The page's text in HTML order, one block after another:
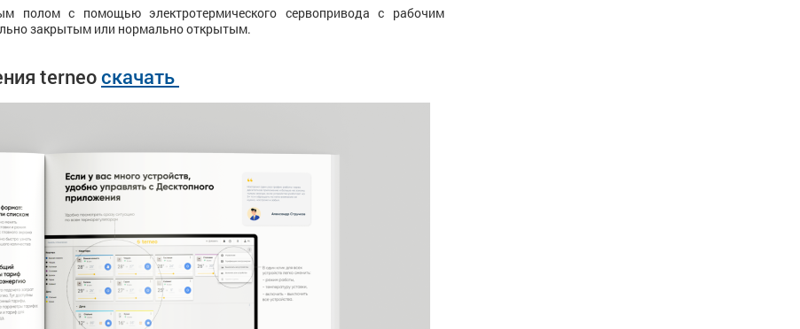
полом с помощью электротермического сервопривода с рабочим
закрытым или нормально открытым.
terneoскачать